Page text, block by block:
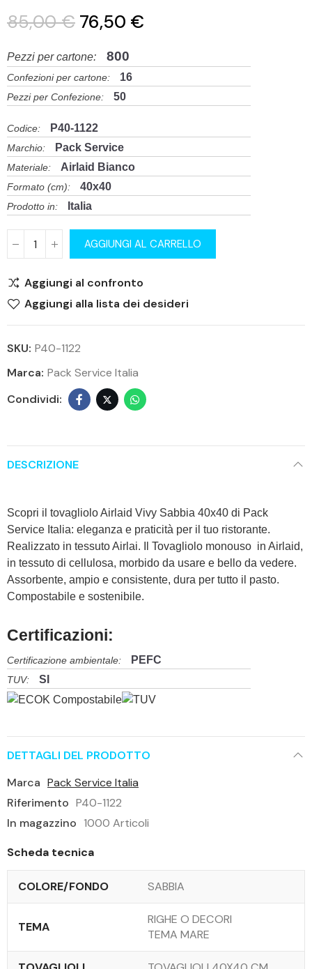
85,00 € 76,50 €
Pezzi per cartone: 800
Confezioni per cartone: 16
Pezzi per Confezione: 50
Codice: P40-1122
Marchio: Pack Service
Materiale: Airlaid Bianco
Formato (cm): 40x40
Prodotto in: Italia
AGGIUNGI AL CARRELLO
Aggiungi al confronto
Aggiungi alla lista dei desideri
SKU: P40-1122
Marca: Pack Service Italia
DESCRIZIONE
Scopri il tovagliolo Airlaid Vivy Sabbia 40x40 di Pack
Service Italia: eleganza e praticità per il tuo ristorante.
Realizzato in tessuto Airlai. Il Tovagliolo monouso in Airlaid,
in tessuto di cellulosa, morbido da usare e bello da vedere.
Assorbente, ampio e consistente, dura per tutto il pasto.
Compostabile e sostenibile.
Certificazioni:
Certificazione ambientale: PEFC
TUV: SI
DETTAGLI DEL PRODOTTO
Marca Pack Service Italia
Riferimento P40-1122
In magazzino 1000 Articoli
Scheda tecnica
COLORE/FONDO SABBIA
TEMA
RIGHE O DECORI
TEMA MARE